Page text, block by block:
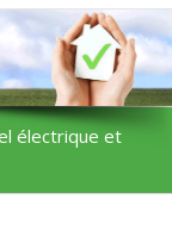
électrique et